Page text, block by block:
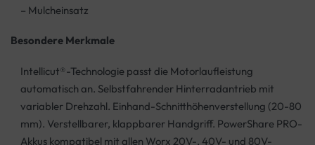
– Mulcheinsatz
Besondere Merkmale
Intellicut®-Technologie passt die Motorlaufleistung
automatisch an. Selbstfahrender Hinterradantrieb mit
variabler Drehzahl. Einhand-Schnitthöhenverstellung (20-80
mm). Verstellbarer, klappbarer Handgriff. PowerShare PRO-
Akkus kompatibel mit allen Worx 20V-, 40V- und 80V-